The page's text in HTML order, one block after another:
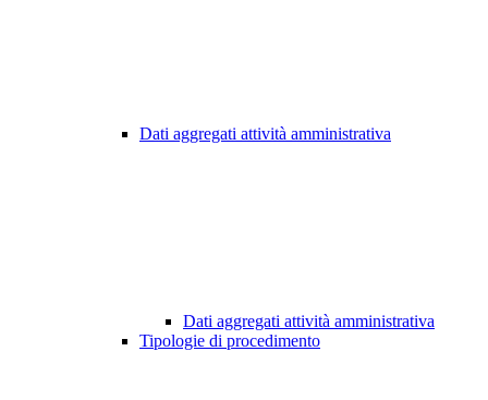
Dati aggregati attività amministrativa
Dati aggregati attività amministrativa
Tipologie di procedimento